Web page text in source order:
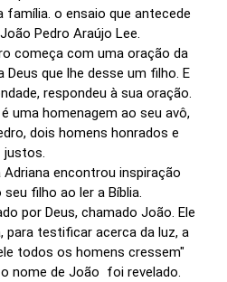
família. o ensaio que antecede
Pedro Araújo Lee.
começa com uma oração da
Deus que lhe desse um filho. E
respondeu à sua oração.
uma homenagem ao seu avô,
dois homens honrados e
justos.
Adriana encontrou inspiração
filho ao ler a Bíblia.
por Deus, chamado João. Ele
para testificar acerca da luz, a
todos os homens cressem"
nome de João foi revelado.